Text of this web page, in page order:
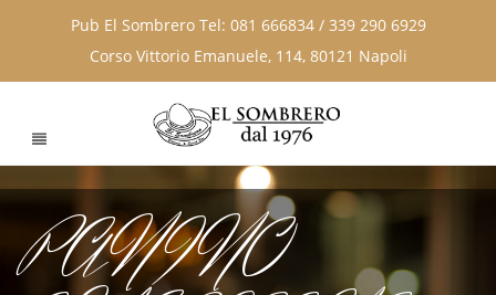
Pub El Sombrero Tel: 081 666834 / 339 290 6929
Corso Vittorio Emanuele, 114, 80121 Napoli
PANINO